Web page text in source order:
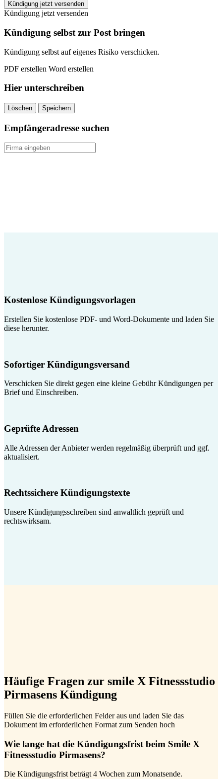
smile
X
Fitnessstudio
Pirmasens
kündigen
Kündigung jetzt versenden
Kündigung jetzt versenden
Kündigung selbst zur Post bringen
Kündigung selbst auf eigenes Risiko verschicken.
PDF erstellen Word erstellen
Hier unterschreiben
Löschen Speichern
Empfängeradresse suchen
Kostenlose Kündigungsvorlagen
Erstellen Sie kostenlose PDF- und Word-Dokumente und laden Sie
diese herunter.
Sofortiger Kündigungsversand
Verschicken Sie direkt gegen eine kleine Gebühr Kündigungen per
Brief und Einschreiben.
Geprüfte Adressen
Alle Adressen der Anbieter werden regelmäßig überprüft und ggf.
aktualisiert.
Rechtssichere Kündigungstexte
Unsere Kündigungsschreiben sind anwaltlich geprüft und
rechtswirksam.
Häufige Fragen zur smile X Fitnessstudio
Pirmasens Kündigung
Füllen Sie die erforderlichen Felder aus und laden Sie das
Dokument im erforderlichen Format zum Senden hoch
Wie lange hat die Kündigungsfrist beim Smile X
Fitnessstudio Pirmasens?
Die Kündigungsfrist beträgt 4 Wochen zum Monatsende.